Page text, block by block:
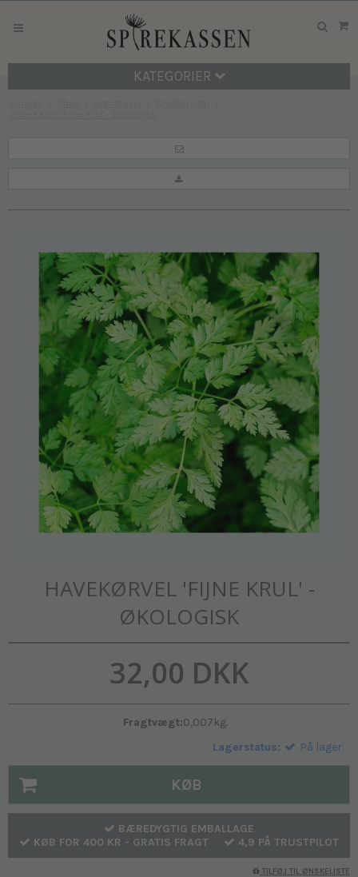
KATEGORIER
HAVEKØRVEL 'FIJNE KRUL' -
ØKOLOGISK
32,00 DKK
Fragtvægt:0,007kg.
Lagerstatus:
På lager
KØB
BÆREDYGTIG EMBALLAGE
KØB FOR 400 KR - GRATIS FRAGT
4,9 PÅ TRUSTPILOT
TILFØJ TIL ØNSKELISTE